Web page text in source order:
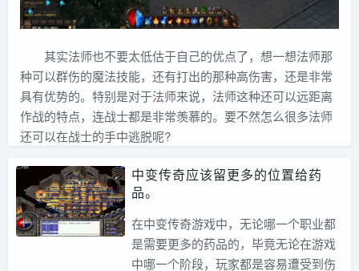
其实法师也不要太低估于自己的优点了，想一想法师那
种可以群伤的魔法技能，还有打出的那种高伤害，还是非常
具有优势的。特别是对于法师来说，法师这种还可以远距离
作战的特点，连战士都是非常羡慕的。要不然怎么很多法师
还可以在战士的手中逃脱呢?
中变传奇应该留更多的位置给药
品。
在中变传奇游戏中，无论哪一个职业都
是需要更多的药品的，毕竟无论在游戏
中哪一个阶段，玩家都是容易遭受到伤